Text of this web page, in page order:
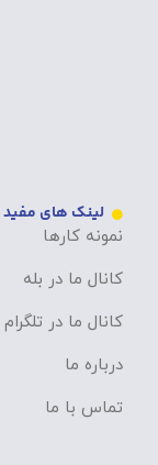
لینک های مفید
نمونه کارها
کانال ما در بله
کانال ما در تلگرام
درباره ما
تماس با ما